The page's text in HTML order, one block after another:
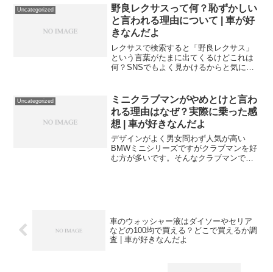
灯が点いているので調べてみたら空気圧
センサーだったという方...
Uncategorized
野良レクサスって何？恥ずかしい
と言われる理由について | 車が好
きなんだよ
レクサスで検索すると「野良レクサス」
という言葉がたまに出てくるけどこれは
何？SNSでもよく見かけるからと気にな
になってしまうの？と購入前の方は特に
考えてしまう方も少なく...
Uncategorized
ミニクラブマンがやめとけと言わ
れる理由はなぜ？実際に乗った感
想 | 車が好きなんだよ
デザインがよく男女問わず人気が高い
BMWミニシリーズですがクラブマンを好
む方が多いです。そんなクラブマンです
車のウォッシャー液はダイソーやセリア
などの100均で買える？どこで買えるか調
査 | 車が好きなんだよ